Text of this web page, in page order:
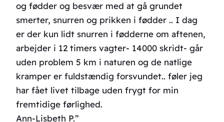
og fødder og besvær med at gå grundet
smerter, snurren og prikken i fødder .. I dag
er der kun lidt snurren i fødderne om aftenen,
arbejder i 12 timers vagter- 14000 skridt- går
uden problem 5 km i naturen og de natlige
kramper er fuldstændig forsvundet.. føler jeg
har fået livet tilbage uden frygt for min
fremtidige førlighed.
Ann-Lisbeth P.”